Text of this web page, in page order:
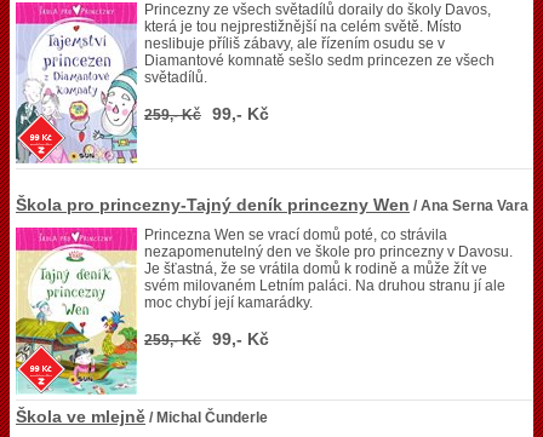
Princezny ze všech světadílů doraily do školy Davos,
která je tou nejprestižnější na celém světě. Místo
neslibuje příliš zábavy, ale řízením osudu se v
Diamantové komnatě sešlo sedm princezen ze všech
světadílů.
259,- Kč 99,- Kč
Škola pro princezny-Tajný deník princezny Wen / Ana Serna Vara
Princezna Wen se vrací domů poté, co strávila
nezapomenutelný den ve škole pro princezny v Davosu.
Je šťastná, že se vrátila domů k rodině a může žít ve
svém milovaném Letním paláci. Na druhou stranu jí ale
moc chybí její kamarádky.
259,- Kč 99,- Kč
Škola ve mlejně / Michal Čunderle